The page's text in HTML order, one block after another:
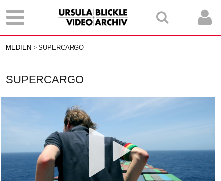
MEDIEN SUPERCARGO
SUPERCARGO